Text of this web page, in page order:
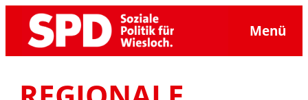
Zum
Inhalt
springen
Menü